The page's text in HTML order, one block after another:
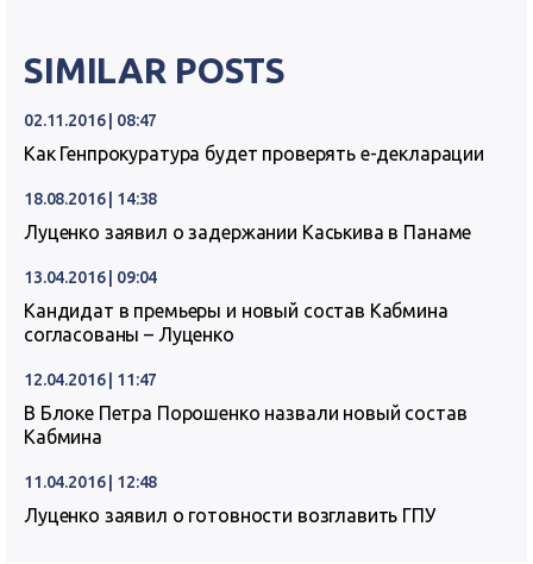
SIMILAR POSTS
02.11.2016 | 08:47
Как Генпрокуратура будет проверять е-декларации
18.08.2016 | 14:38
Луценко заявил о задержании Каськива в Панаме
13.04.2016 | 09:04
Кандидат в премьеры и новый состав Кабмина
согласованы – Луценко
12.04.2016 | 11:47
В Блоке Петра Порошенко назвали новый состав
Кабмина
11.04.2016 | 12:48
Луценко заявил о готовности возглавить ГПУ